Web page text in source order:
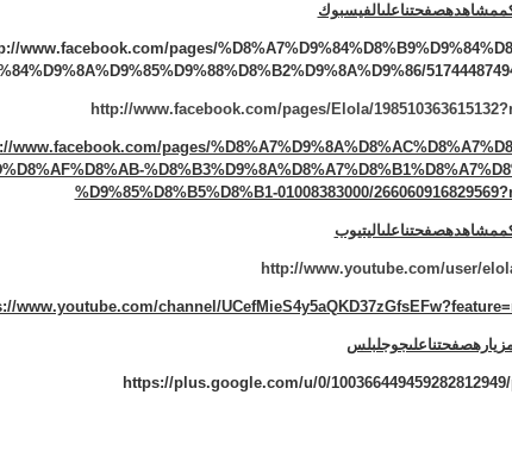
www.facebook.com/pages/
http://www.facebook.com/pages/Elola/
www.facebook.com/pages/
%D9%85%D8%B5%D8%B1-01008383000/
http://www.youtube.com/user/
www.youtube.com/channel/
https://plus.google.com/u/0/